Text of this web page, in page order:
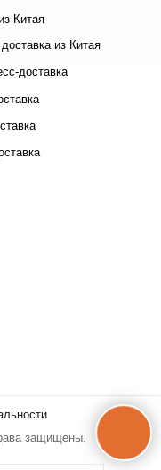
Китая
из Китая
доставка
защищены.